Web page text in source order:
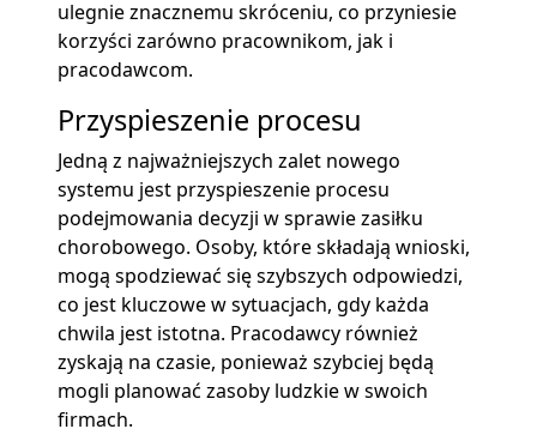
ulegnie znacznemu skróceniu, co przyniesie
korzyści zarówno pracownikom, jak i
pracodawcom.
Przyspieszenie procesu
Jedną z najważniejszych zalet nowego
systemu jest przyspieszenie procesu
podejmowania decyzji w sprawie zasiłku
chorobowego. Osoby, które składają wnioski,
mogą spodziewać się szybszych odpowiedzi,
co jest kluczowe w sytuacjach, gdy każda
chwila jest istotna. Pracodawcy również
zyskają na czasie, ponieważ szybciej będą
mogli planować zasoby ludzkie w swoich
firmach.